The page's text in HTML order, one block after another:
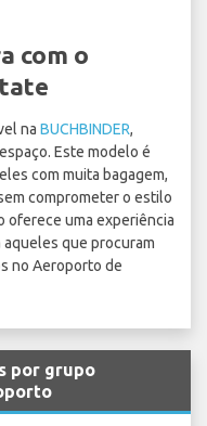
com o
na BUCHBINDER,
Este modelo é
com muita bagagem,
comprometer o estilo
oferece uma experiência
que procuram
no Aeroporto de
por grupo